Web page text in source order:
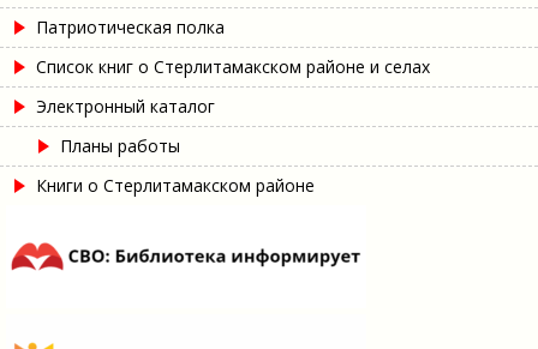
Патриотическая полка
Список книг о Стерлитамакском районе и селах
Электронный каталог
Планы работы
Книги о Стерлитамакском районе